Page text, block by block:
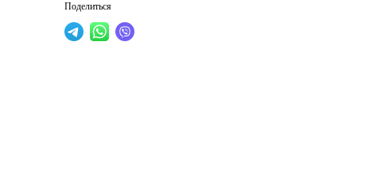
Поделиться